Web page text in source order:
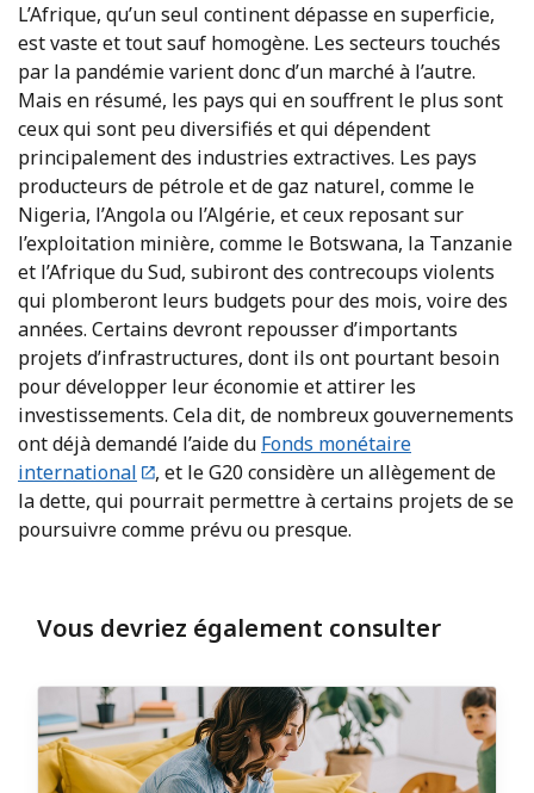
L’Afrique, qu’un seul continent dépasse en superficie,
est vaste et tout sauf homogène. Les secteurs touchés
par la pandémie varient donc d’un marché à l’autre.
Mais en résumé, les pays qui en souffrent le plus sont
ceux qui sont peu diversifiés et qui dépendent
principalement des industries extractives. Les pays
producteurs de pétrole et de gaz naturel, comme le
Nigeria, l’Angola ou l’Algérie, et ceux reposant sur
l’exploitation minière, comme le Botswana, la Tanzanie
et l’Afrique du Sud, subiront des contrecoups violents
qui plomberont leurs budgets pour des mois, voire des
années. Certains devront repousser d’importants
projets d’infrastructures, dont ils ont pourtant besoin
pour développer leur économie et attirer les
investissements. Cela dit, de nombreux gouvernements
ont déjà demandé l’aide du Fonds monétaire
international
, et le G20 considère un allègement de
la dette, qui pourrait permettre à certains projets de se
poursuivre comme prévu ou presque.
Vous devriez également consulter